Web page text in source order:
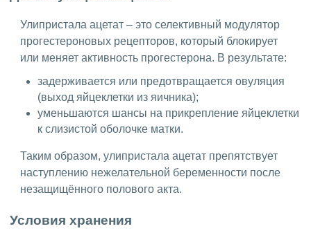
Улипристала ацетат – это селективный модулятор
прогестероновых рецепторов, который блокирует
или меняет активность прогестерона. В результате:
задерживается или предотвращается овуляция
(выход яйцеклетки из яичника);
уменьшаются шансы на прикрепление яйцеклетки
к слизистой оболочке матки.
Таким образом, улипристала ацетат препятствует
наступлению нежелательной беременности после
незащищённого полового акта.
Условия хранения